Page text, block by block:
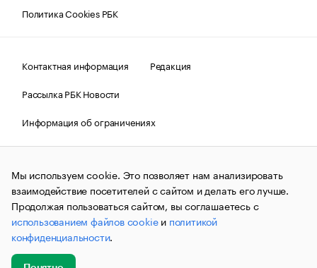
Политика Cookies РБК
Контактная информация
Редакция
Рассылка РБК Новости
Информация об ограничениях
Правовая информация
О соблюдении авторских прав
© АО «РОСБИЗНЕСКОНСАЛТИНГ»,1995–2026.Сообщения
и материалы информационного агентства «РБК»
(зарегистрировано Федеральной службой по надзору в сфере
связи, информационных технологий и массовых
коммуникаций (Роскомнадзор) 09.12.2015 за номером ИА
№ФС77-63848) сопровождаются пометкой «РБК». Отдельные
публикации могут содержать информацию,
не предназначенную для пользователей
Мы используем cookie. Это позволяет нам анализировать
взаимодействие посетителей с сайтом и делать его лучше.
Продолжая пользоваться сайтом, вы соглашаетесь с
использованием файлов cookieи политикой
конфиденциальности.